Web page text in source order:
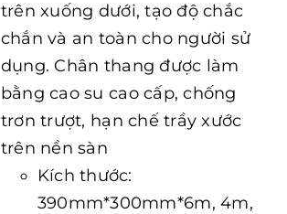
trên xuống dưới, tạo độ chắc
chắn và an toàn cho người sử
dụng. Chân thang được làm
bằng cao su cao cấp, chống
trơn trượt, hạn chế trầy xước
trên nền sàn
Kích thước:
390mm*300mm*6m, 4m,